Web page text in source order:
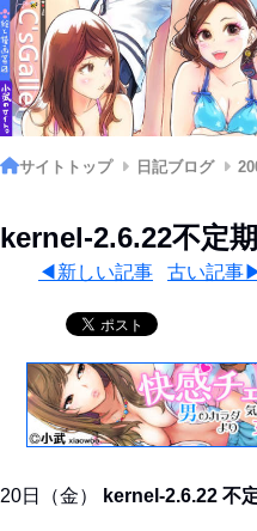
サイトトップ 日記ブログ
kernel-2.6.22不定
◀新しい記事 古い記事
20日（金） kernel-2.6.22 不